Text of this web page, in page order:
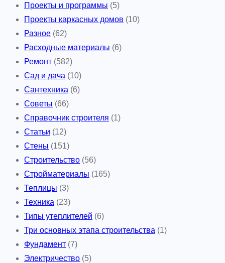
Проекты и программы (5)
Проекты каркасных домов (10)
Разное (62)
Расходные материалы (6)
Ремонт (582)
Сад и дача (10)
Сантехника (6)
Советы (66)
Справочник строителя (1)
Статьи (12)
Стены (151)
Строительство (56)
Стройматериалы (165)
Теплицы (3)
Техника (23)
Типы утеплителей (6)
Три основных этапа строительства (1)
Фундамент (7)
Электричество (5)